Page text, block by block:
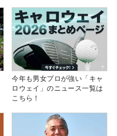
今年も男女プロが強い「キャ
ロウェイ」のニュース一覧は
こちら！